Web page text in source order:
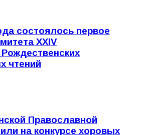
cостоялось первое
XXIV
чтений
Православной
на конкурсе хоровых